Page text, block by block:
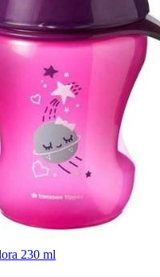
230 ml